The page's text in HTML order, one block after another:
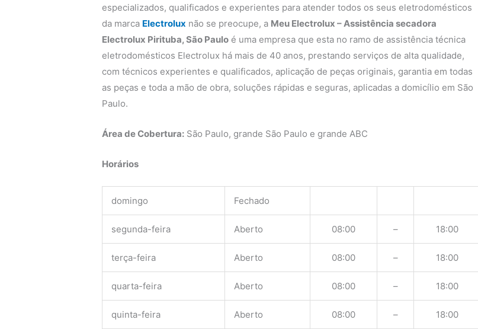
especializados, qualificados e experientes para atender todos os seus eletrodomésticos
da marca Electrolux não se preocupe, a Meu Electrolux – Assistência secadora
Electrolux Pirituba, São Paulo é uma empresa que esta no ramo de assistência técnica
eletrodomésticos Electrolux há mais de 40 anos, prestando serviços de alta qualidade,
com técnicos experientes e qualificados, aplicação de peças originais, garantia em todas
as peças e toda a mão de obra, soluções rápidas e seguras, aplicadas a domicílio em São
Paulo.
Área de Cobertura: São Paulo, grande São Paulo e grande ABC
Horários
domingo Fechado
segunda-feira Aberto 08:00 – 18:00
terça-feira Aberto 08:00 – 18:00
quarta-feira Aberto 08:00 – 18:00
quinta-feira Aberto 08:00 – 18:00